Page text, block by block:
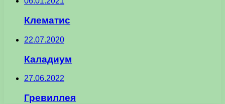
Клематис
22.07.2020
Каладиум
27.06.2022
Гревиллея